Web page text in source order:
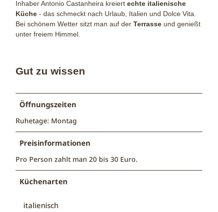
Inhaber Antonio Castanheira kreiert echte italienische
Küche - das schmeckt nach Urlaub, Italien und Dolce Vita.
Bei schönem Wetter sitzt man auf der Terrasse und genießt
unter freiem Himmel.
Gut zu wissen
Öffnungszeiten
Ruhetage: Montag
Preisinformationen
Pro Person zahlt man 20 bis 30 Euro.
Küchenarten
italienisch